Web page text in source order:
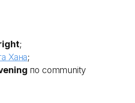
;
Хана;
по community